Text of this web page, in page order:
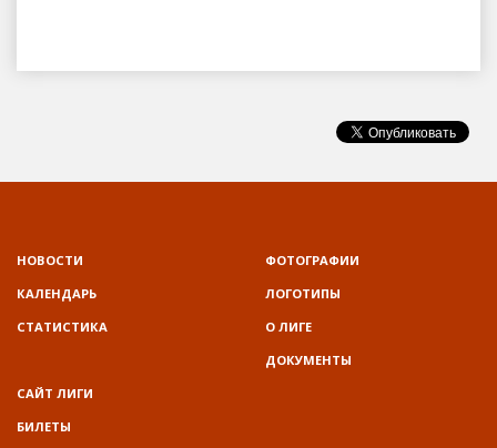
НОВОСТИ
КАЛЕНДАРЬ
СТАТИСТИКА
ФОТОГРАФИИ
ЛОГОТИПЫ
О ЛИГЕ
ДОКУМЕНТЫ
САЙТ ЛИГИ
БИЛЕТЫ